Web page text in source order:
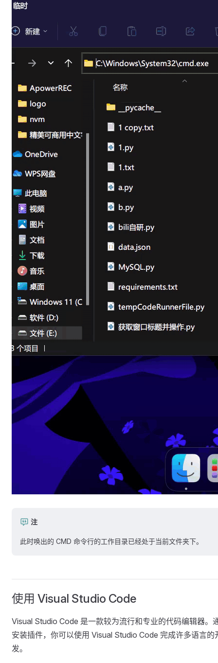
注
此时唤出的 CMD 命令行的工作目录已经处于当前文件夹下。
使用 Visual Studio Code
Visual Studio Code 是一款较为流行和专业的代码编辑器。
安装插件，你可以使用 Visual Studio Code 完成许多语言的
发。